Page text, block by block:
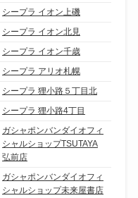
シープラ イオン上磯
シープラ イオン北見
シープラ イオン千歳
シープラ アリオ札幌
シープラ 狸小路５丁目北
シープラ 狸小路4丁目
ガシャポンバンダイオフィ
シャルショップTSUTAYA
弘前店
ガシャポンバンダイオフィ
シャルショップ未来屋書店